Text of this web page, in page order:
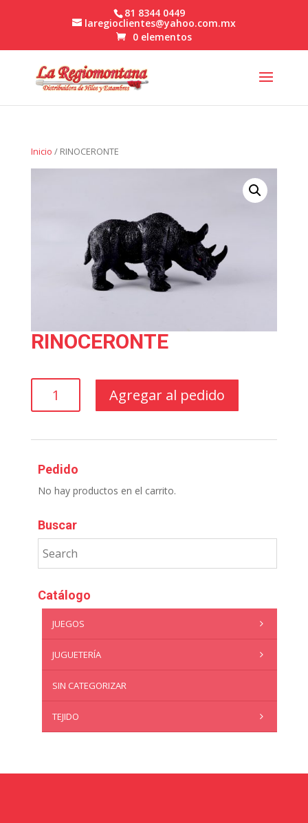
81 8344 0449
laregioclientes@yahoo.com.mx
0 elementos
Inicio / RINOCERONTE
RINOCERONTE
cantidad
Agregar al pedido
Pedido
No hay productos en el carrito.
Buscar
Catálogo
JUEGOS
JUGUETERÍA
SIN CATEGORIZAR
TEJIDO